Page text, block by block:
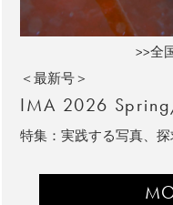
>>全
＜最新号＞
IMA 2026
特集：実践する写真、